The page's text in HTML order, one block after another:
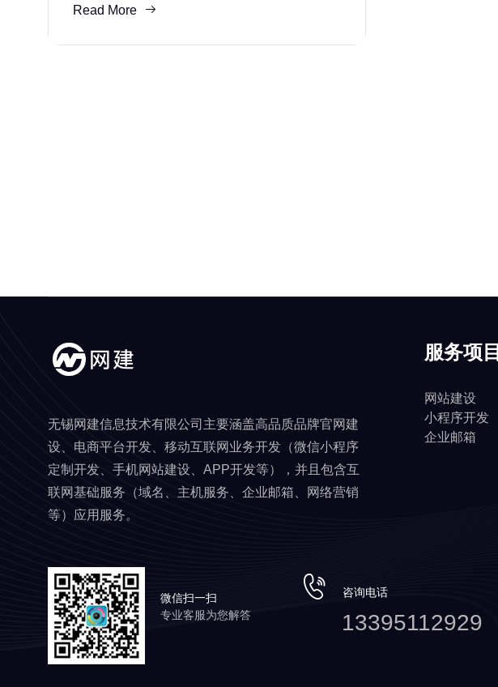
企业形象，还可以帮助企业更好地与潜在客户
Read More
无锡网建信息技术有限公司主要涵盖高品质品牌官网建
设、电商平台开发、移动互联网业务开发（微信小程序
定制开发、手机网站建设、APP开发等），并且包含互
联网基础服务（域名、主机服务、企业邮箱、网络营销
等）应用服务。
服务项目
网站建设
小程序开发
企业邮箱
微信扫一扫
专业客服为您解答
咨询电话
13395112929